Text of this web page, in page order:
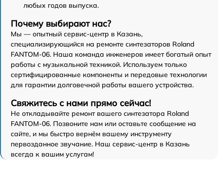
любых годов выпуска.
Почему выбирают нас?
Мы — опытный сервис-центр в Казань,
специализирующийся на ремонте синтезаторов Roland
FANTOM-06. Наша команда инженеров имеет богатый опыт
работы с музыкальной техникой. Используем только
сертифицированные компоненты и передовые технологии
для гарантии долговечной работы вашего устройства.
Свяжитесь с нами прямо сейчас!
Не откладывайте ремонт вашего синтезатора Roland
FANTOM-06. Позвоните нам или оставьте сообщение на
сайте, и мы быстро вернём вашему инструменту
первозданное звучание. Наш сервис-центр в Казань
всегда к вашим услугам!